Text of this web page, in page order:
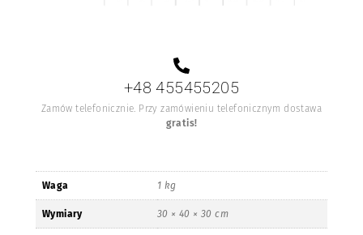
+48 455455205
Zamów telefonicznie. Przy zamówieniu telefonicznym dostawa
gratis!
Waga 1 kg
Wymiary 30 × 40 × 30 cm